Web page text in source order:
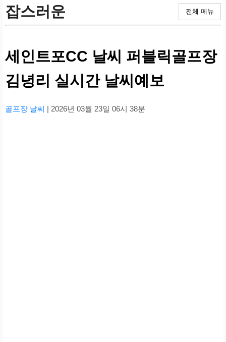
잡스러운 전체 메뉴
세인트포CC 날씨 퍼블릭골프장
김녕리 실시간 날씨예보
골프장 날씨 | 2026년 03월 23일 06시 38분